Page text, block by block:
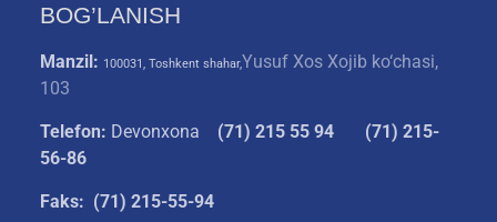
BOG’LANISH
Manzil: 100031, Toshkent shahar,Yusuf Xos Xojib ko‘chasi,
103
Telefon: Devonxona (71) 215 55 94
(71) 215-
56-86
Faks: (71) 215-55-94